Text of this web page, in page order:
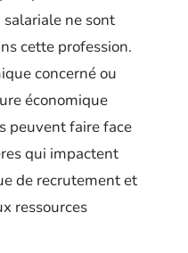
salariale ne sont
cette profession.
concerné ou
économique
peuvent faire face
qui impactent
de recrutement et
ressources